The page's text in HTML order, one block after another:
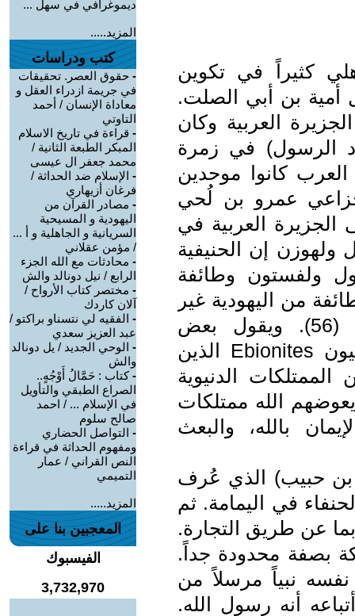
كثيراً في تكوين
أمية بن أبي الصلت.
العربية وكان
الرسول) في زمرة
إن العرب كانوا موحدين
عمرو بن لُحي
الجزيرة العربية في
ولهوزن إن الحنيفية
ولفستون وطائفة
من اليهودية غير
أنها لم تؤمن بجوهر هذه الديانة (56). ويقول بعض
المستشرقين إن الأحناف هم الأبيونيون Ebionites الذين
الدنيوية
الله ممتلكات
بالله، والبعث
بن حبيب) الذي عُرف
في اليمامة. ثم
عن طريق التجارة.
بصفة محدودة جداً.
نبياً مرسلاً من
أنه رسول الله.
ديموغرافي في سهل ...
المزيد.....
كتب ودراسات
- حقوق العصر. تحقيقات
في جريمة ازدراء العقل و
معاداة الإنسان / أحمد
التاوتي
- قراءة في تاريخ الاسلام
المبكر الطبعة الثانية /
محمد جعفر ال عيسى
- الإسلام ضد الحداثة /
فرغان أزيهاري
- مصادر القرآن من
اليهودية و المسيحية
السريانية و الجاهلية و أ ...
/ مؤمن عقلاني
- محادثات مع الله الجزء
الرابع / نيل دونالد والش
- مختصر كتاب الأرواح /
آلان كاردك
- الفقيه لي نتسناو براكتو /
عبد العزيز سعدي
- الوحي الجديد / يل دونالد
والش
-كتاب : حَمَّالُ أَوْجُهٍ..
الصراع الطبقي والتأويل
في الإسلام ... / احمد
صالح سلوم
- التواصل الحضاري
ومفهوم الحداثة في قراءة
النص القراني / عمار
التميمي
المزيد.....
المعجبين بنا على
الفيسبوك
3,732,970